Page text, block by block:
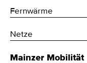
Fernwärme
Netze
Mainzer Mobilität